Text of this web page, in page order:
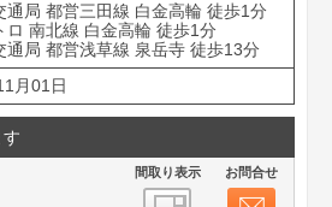
通局 都営三田線 白金高輪 徒歩1分
ロ 南北線 白金高輪 徒歩1分
通局 都営浅草線 泉岳寺 徒歩13分
月01日
間取り表示 お問合せ